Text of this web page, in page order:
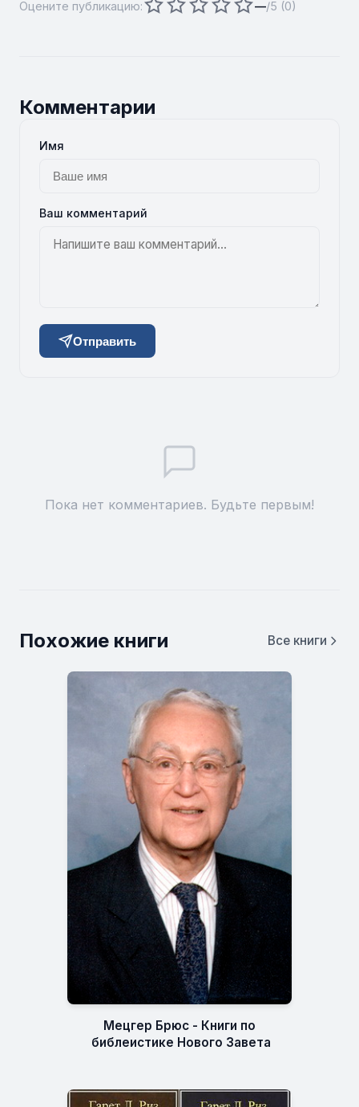
Оцените публикацию: —/5 (0)
Комментарии
Имя
Ваш комментарий
Отправить
Пока нет комментариев. Будьте первым!
Похожие книги Все книги
Мецгер Брюс - Книги по
библеистике Нового Завета